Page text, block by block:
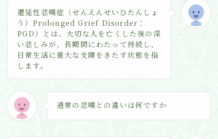
遷延性悲嘆症（せんえんせいひたんしょ
う）Prolonged Grief Disorder：
PGD）とは、大切な人を亡くした後の深
い悲しみが、長期間にわたって持続し、
日常生活に重大な支障をきたす状態を指
します。
通常の悲嘆との違いは何ですか